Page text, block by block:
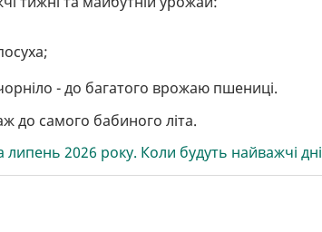
- до багатого врожаю пшениці.
до самого бабиного літа.
липень 2026 року. Коли будуть найважчі дні